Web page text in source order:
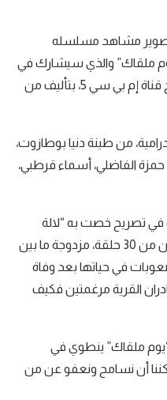
مشاهد مسلسله
ملقاك” والذي سيشارك في
السباق الرمضاني لسنة 2025، لصالح قناة إم بي سي 5، بتأليف من
من طينة دنيا بوطازوت،
الفاضلي، أسماء قرطبي،
تصريح خصت به “لالة
فاطمة” إن قصة العمل، الذي يتكون من 30 حلقة، مزدوجة ما بين
في حياتها بعد وفاة
القرية مرغمتين فكيف
ملقاك” ينطوي في
أن نسامح ونعفو عن من